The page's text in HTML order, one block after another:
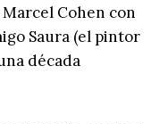
Cohen con
Saura (el pintor
década